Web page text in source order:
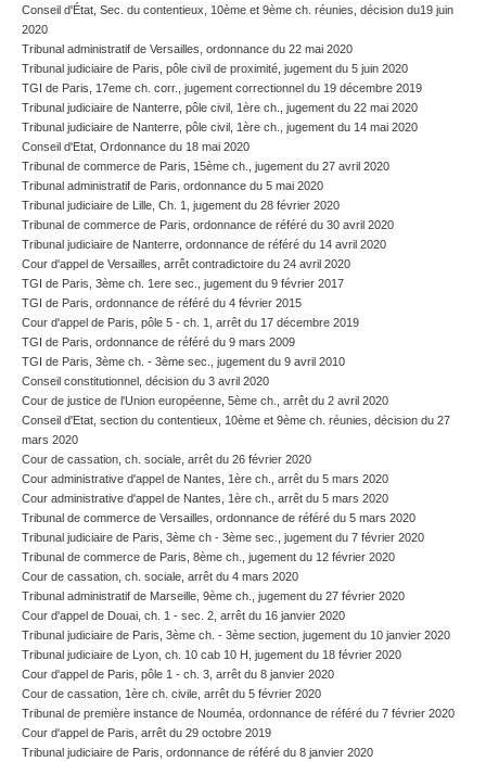
Conseil d'État, Sec. du contentieux, 10ème et 9ème ch. réunies, décision du19 juin
2020
Tribunal administratif de Versailles, ordonnance du 22 mai 2020
Tribunal judiciaire de Paris, pôle civil de proximité, jugement du 5 juin 2020
TGI de Paris, 17eme ch. corr., jugement correctionnel du 19 décembre 2019
Tribunal judiciaire de Nanterre, pôle civil, 1ère ch., jugement du 22 mai 2020
Tribunal judiciaire de Nanterre, pôle civil, 1ère ch., jugement du 14 mai 2020
Conseil d'Etat, Ordonnance du 18 mai 2020
Tribunal de commerce de Paris, 15ème ch., jugement du 27 avril 2020
Tribunal administratif de Paris, ordonnance du 5 mai 2020
Tribunal judiciaire de Lille, Ch. 1, jugement du 28 février 2020
Tribunal de commerce de Paris, ordonnance de référé du 30 avril 2020
Tribunal judiciaire de Nanterre, ordonnance de référé du 14 avril 2020
Cour d'appel de Versailles, arrêt contradictoire du 24 avril 2020
TGI de Paris, 3ème ch. 1ere sec., jugement du 9 février 2017
TGI de Paris, ordonnance de référé du 4 février 2015
Cour d'appel de Paris, pôle 5 - ch. 1, arrêt du 17 décembre 2019
TGI de Paris, ordonnance de référé du 9 mars 2009
TGI de Paris, 3ème ch. - 3ème sec., jugement du 9 avril 2010
Conseil constitutionnel, décision du 3 avril 2020
Cour de justice de l'Union européenne, 5ème ch., arrêt du 2 avril 2020
Conseil d'Etat, section du contentieux, 10ème et 9ème ch. réunies, décision du 27
mars 2020
Cour de cassation, ch. sociale, arrêt du 26 février 2020
Cour administrative d'appel de Nantes, 1ère ch., arrêt du 5 mars 2020
Cour administrative d'appel de Nantes, 1ère ch., arrêt du 5 mars 2020
Tribunal de commerce de Versailles, ordonnance de référé du 5 mars 2020
Tribunal judiciaire de Paris, 3ème ch - 3ème sec., jugement du 7 février 2020
Tribunal de commerce de Paris, 8ème ch., jugement du 12 février 2020
Cour de cassation, ch. sociale, arrêt du 4 mars 2020
Tribunal administratif de Marseille, 9ème ch., jugement du 27 février 2020
Cour d'appel de Douai, ch. 1 - sec. 2, arrêt du 16 janvier 2020
Tribunal judiciaire de Paris, 3ème ch. - 3ème section, jugement du 10 janvier 2020
Tribunal judiciaire de Lyon, ch. 10 cab 10 H, jugement du 18 février 2020
Cour d'appel de Paris, pôle 1 - ch. 3, arrêt du 8 janvier 2020
Cour de cassation, 1ère ch. civile, arrêt du 5 février 2020
Tribunal de première instance de Nouméa, ordonnance de référé du 7 février 2020
Cour d'appel de Paris, arrêt du 29 octobre 2019
Tribunal judiciaire de Paris, ordonnance de référé du 8 janvier 2020